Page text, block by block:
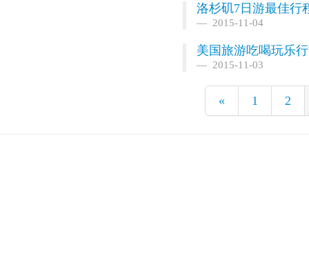
洛杉矶7日游最佳行
2015-11-04
美国旅游吃喝玩乐
2015-11-03
« 1 2